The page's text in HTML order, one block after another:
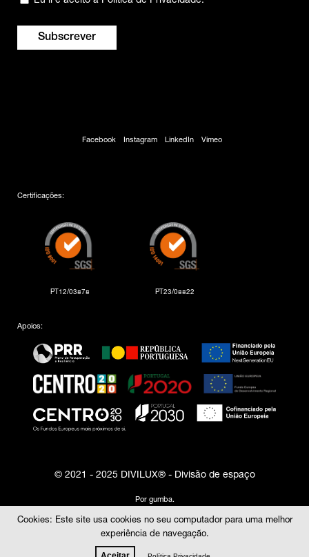
Certificações:
PT12/03878 PT23/08822
Apoios:
© 2021 - 2025 DIVILUX® - Divisão de espaço
Por gumba.
Facebook Instagram LinkedIn Vimeo
Cookies: Este site usa cookies no seu computador para uma melhor
experiência de navegação.